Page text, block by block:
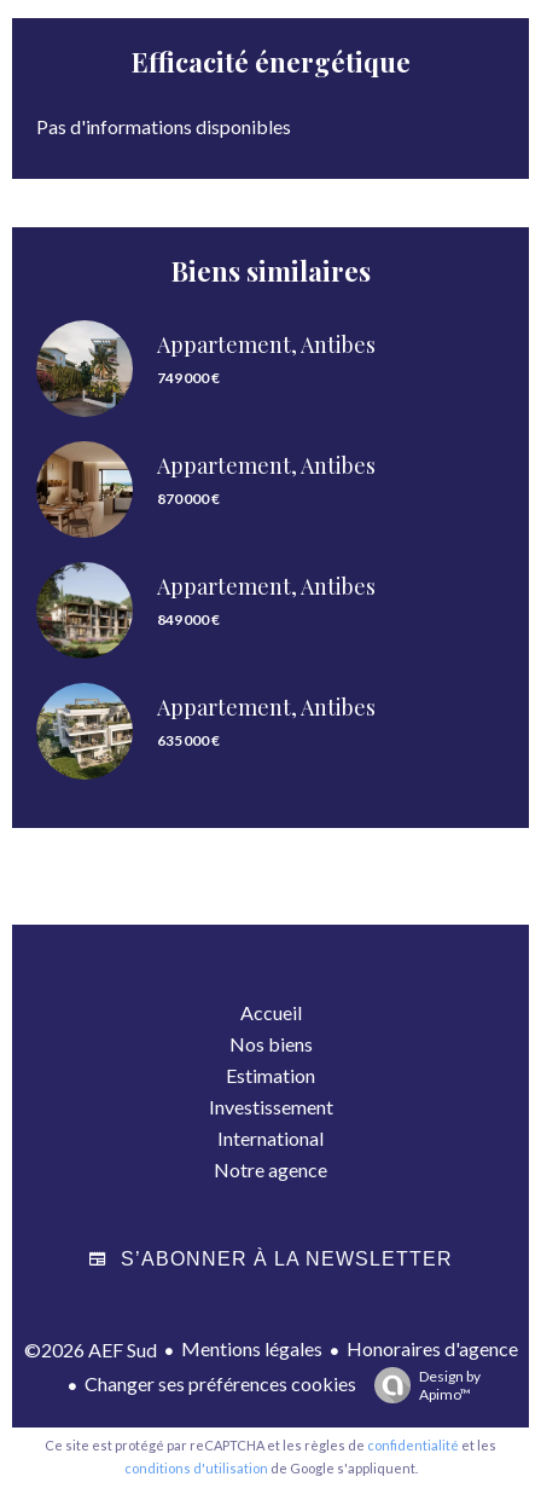
Efficacité énergétique
Pas d'informations disponibles
Biens similaires
Appartement, Antibes
749 000 €
Appartement, Antibes
870 000 €
Appartement, Antibes
849 000 €
Appartement, Antibes
635 000 €
Accueil
Nos biens
Estimation
Investissement
International
Notre agence
S’ABONNER À LA NEWSLETTER
©2026 AEF Sud Mentions légales
Honoraires d'agence
Changer ses préférences cookies
Design by
Apimo™
Ce site est protégé par reCAPTCHA et les règles de confidentialité et les
conditions d'utilisation de Google s'appliquent.